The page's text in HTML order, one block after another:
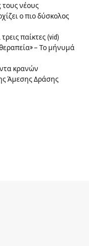
νέους
ο πιο δύσκολος
παίκτες (vid)
– Το μήνυμά
κρανών
Άμεσης Δράσης